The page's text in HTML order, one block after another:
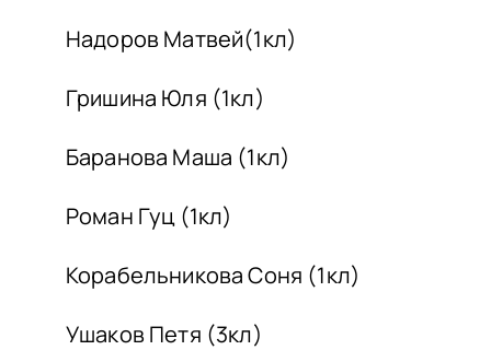
Надоров Матвей(1кл)
Гришина Юля (1кл)
Баранова Маша (1кл)
Роман Гуц (1кл)
Корабельникова Соня (1кл)
Ушаков Петя (3кл)